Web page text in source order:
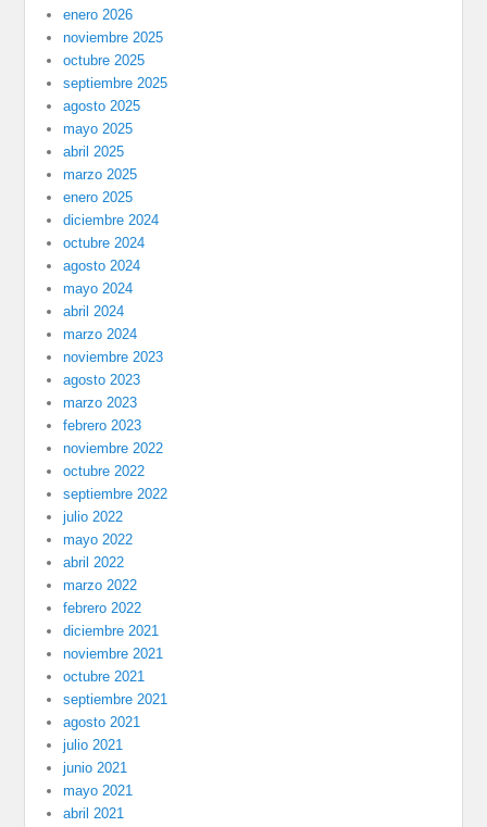
enero 2026
noviembre 2025
octubre 2025
septiembre 2025
agosto 2025
mayo 2025
abril 2025
marzo 2025
enero 2025
diciembre 2024
octubre 2024
agosto 2024
mayo 2024
abril 2024
marzo 2024
noviembre 2023
agosto 2023
marzo 2023
febrero 2023
noviembre 2022
octubre 2022
septiembre 2022
julio 2022
mayo 2022
abril 2022
marzo 2022
febrero 2022
diciembre 2021
noviembre 2021
octubre 2021
septiembre 2021
agosto 2021
julio 2021
junio 2021
mayo 2021
abril 2021